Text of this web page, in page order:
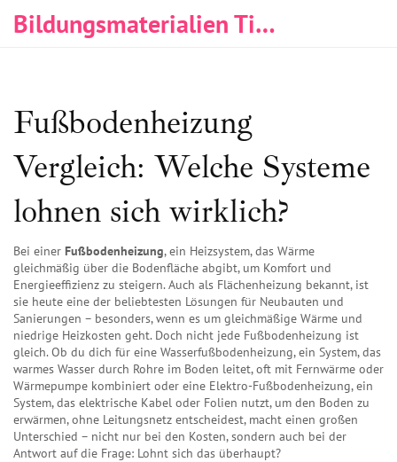
Bildungsmaterialien Tischlerei & Immobilien
Fußbodenheizung
Vergleich: Welche Systeme
lohnen sich wirklich?
Bei einer Fußbodenheizung,ein Heizsystem, das Wärme
gleichmäßig über die Bodenfläche abgibt, um Komfort und
Energieeffizienz zu steigern. Auch als Flächenheizung bekannt, ist
sie heute eine der beliebtesten Lösungen für Neubauten und
Sanierungen – besonders, wenn es um gleichmäßige Wärme und
niedrige Heizkosten geht. Doch nicht jede Fußbodenheizung ist
gleich. Ob du dich für eine Wasserfußbodenheizung,ein System, das
warmes Wasser durch Rohre im Boden leitet, oft mit Fernwärme oder
Wärmepumpe kombiniert oder eine Elektro-Fußbodenheizung,ein
System, das elektrische Kabel oder Folien nutzt, um den Boden zu
erwärmen, ohne Leitungsnetz entscheidest, macht einen großen
Unterschied – nicht nur bei den Kosten, sondern auch bei der
Antwort auf die Frage: Lohnt sich das überhaupt?